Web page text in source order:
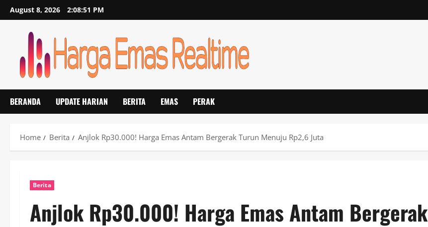
Skip
to
August 8, 2026 2:08:51 PM
BERANDA UPDATE HARIAN BERITA EMAS PERAK
Home Berita Anjlok Rp30.000! Harga Emas Antam Bergerak Turun Menuju Rp2,6 Juta
Berita
Anjlok Rp30.000! Harga Emas Antam Bergerak